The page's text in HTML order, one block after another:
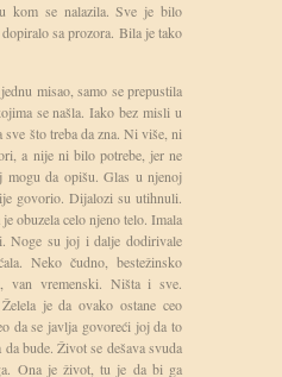
kom se nalazila. Sve je bilo
sa prozora. Bila je tako
misao, samo se prepustila
se našla. Iako bez misli u
sve što treba da zna. Ni više, ni
a nije ni bilo potrebe, jer ne
mogu da opišu. Glas u njenoj
govorio. Dijalozi su utihnuli.
obuzela celo njeno telo. Imala
Noge su joj i dalje dodirivale
Neko čudno, bestežinsko
van vremenski. Ništa i sve.
je da ovako ostane ceo
da se javlja govoreći joj da to
bude. Život se dešava svuda
Ona je život, tu je da bi ga